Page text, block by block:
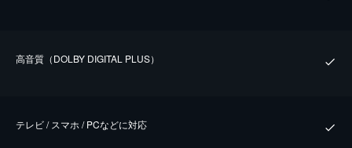
⾼⾳質（DOLBY DIGITAL PLUS）
テレビ / スマホ / PCなどに対応